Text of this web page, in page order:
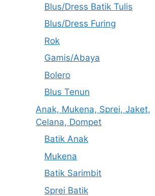
Blus/Dress Batik Tulis
Blus/Dress Furing
Rok
Gamis/Abaya
Bolero
Blus Tenun
Anak, Mukena, Sprei, Jaket,
Celana, Dompet
Batik Anak
Mukena
Batik Sarimbit
Sprei Batik